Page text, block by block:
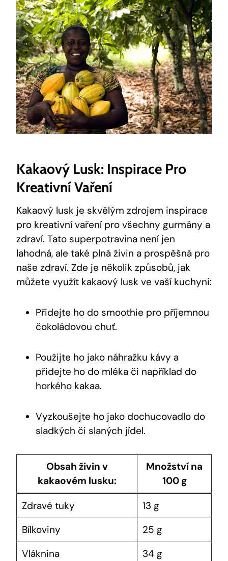
Kakaový Lusk: Inspirace Pro
Kreativní Vaření
Kakaový lusk je skvělým​ zdrojem⁣ inspirace
pro kreativní vaření pro ‌všechny‍ gurmány a
zdraví. Tato superpotravina není jen
lahodná, ale ‌také plná živin a prospěšná pro
naše⁢ zdraví. Zde ⁢je několik‍ způsobů, jak
‌můžete​ využít kakaový⁢ lusk ⁤ve vaší kuchyni:
Přidejte ⁣ho‍ do ⁢smoothie ‌pro příjemnou
‍čokoládovou chuť.
Použijte ho⁤ jako náhražku kávy ​a
přidejte ho do ‌mléka či například do
⁢horkého kakaa.
Vyzkoušejte⁢ ho⁣ jako dochucovadlo⁤ do
sladkých či ​slaných jídel.
Obsah ⁣živin v
kakaovém lusku:
Množství na
100 g
Zdravé ⁤tuky
13 g
Bílkoviny
25 g
Vláknina
34 g